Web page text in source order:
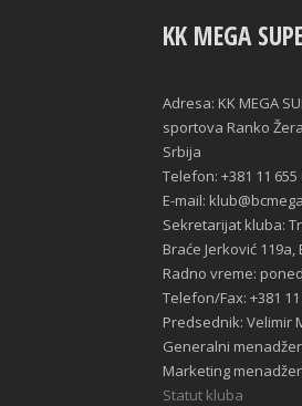
KK MEGA
Adresa: KK MEGA
sportova Ranko
Srbija
Telefon: +381 11 655
E-mail:
Sekretarijat kluba:
Braće Jerković 119a,
Radno vreme:
Telefon/Fax: +381 11
Predsednik: Velimir
Generalni
Marketing
Statut kluba